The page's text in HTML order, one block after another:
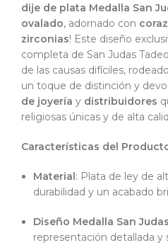
dije de plata Medalla San
ovalado, adornado con
zirconias! Este diseño
completa de San Judas
de las causas difíciles,
un toque de distinción y
de joyería y distribuidores
religiosas únicas y de alta
Características del
Material : Plata de ley de
durabilidad y un acabado
Diseño Medalla San
representación detallada y